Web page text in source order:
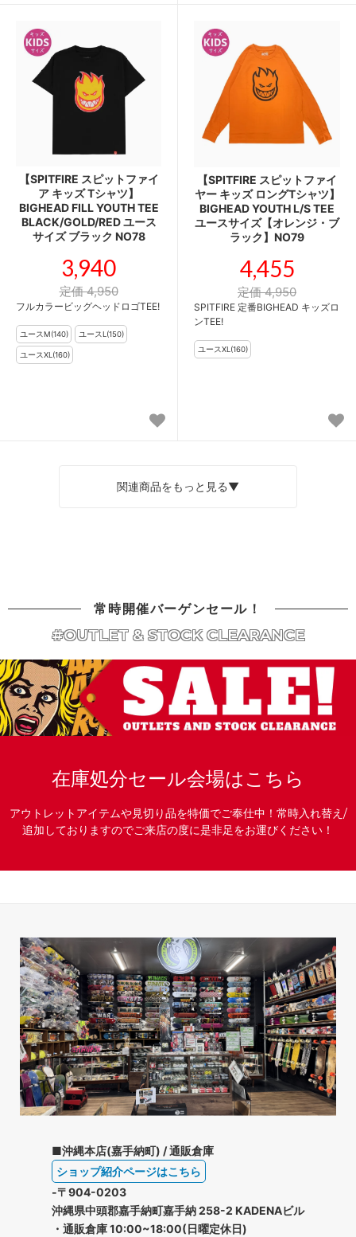
【SPITFIRE スピットファイ
ア キッズ Tシャツ】
BIGHEAD FILL YOUTH TEE
BLACK/GOLD/RED ユース
サイズ ブラック NO78
3,940
定価 4,950
フルカラービッグヘッドロゴTEE!
【SPITFIRE スピットファイ
ヤー キッズ ロングTシャツ】
BIGHEAD YOUTH L/S TEE
ユースサイズ【オレンジ・ブ
ラック】NO79
4,455
定価 4,950
SPITFIRE 定番BIGHEAD キッズロ
ンTEE!
関連商品をもっと見る▼
常時開催バーゲンセール！
#OUTLET & STOCK CLEARANCE
在庫処分セール会場はこちら
アウトレットアイテムや見切り品を特価でご奉仕中！常時入れ替え/
追加しておりますのでご来店の度に是非足をお運びください！
■沖縄本店(嘉手納町) / 通販倉庫
ショップ紹介ページはこちら
-〒904-0203
沖縄県中頭郡嘉手納町嘉手納 258-2 KADENAビル
・通販倉庫 10:00~18:00(日曜定休日)